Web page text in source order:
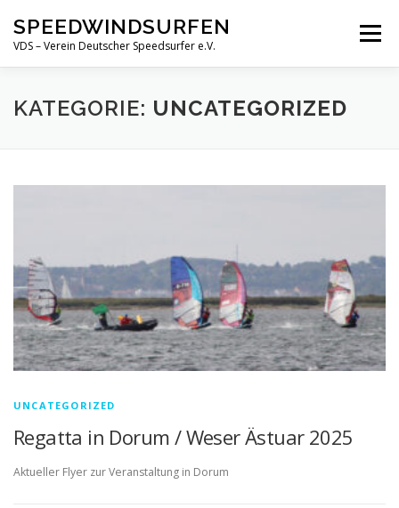
Inhalt
springen
SPEEDWINDSURFEN
VDS – Verein Deutscher Speedsurfer e.V.
Menü
ÜBER UNS GALERIE VERANSTALTUNGEN
KATEGORIE: UNCATEGORIZED
UNCATEGORIZED
Regatta in Dorum / Weser Ästuar 2025
Aktueller Flyer zur Veranstaltung in Dorum